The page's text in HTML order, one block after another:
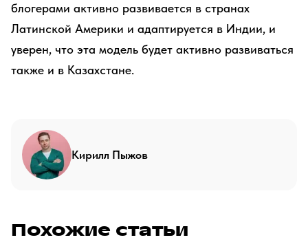
блогерами активно развивается в странах
Латинской Америки и адаптируется в Индии, и
уверен, что эта модель будет активно развиваться
также и в Казахстане.
Кирилл Пыжов
Похожие статьи